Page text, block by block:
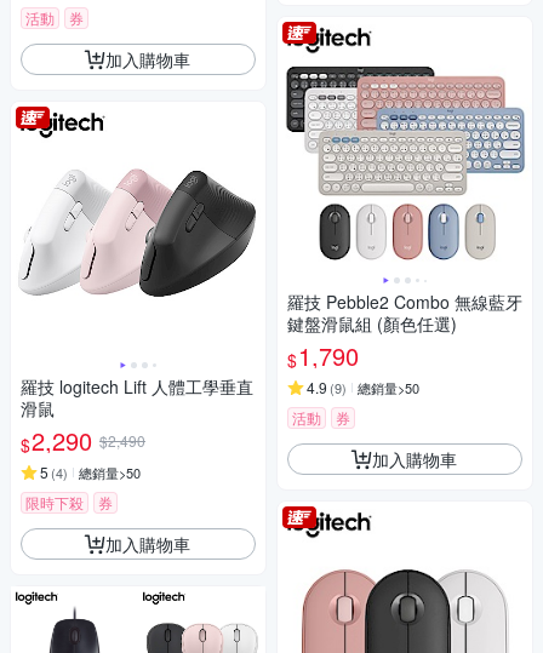
活動 券
加入購物車
羅技 logitech Lift 人體工學垂直
滑鼠
$2,290 $2,490
5 (4) 總銷量>50
限時下殺 券
加入購物車
羅技 Pebble2 Combo 無線藍牙
鍵盤滑鼠組 (顏色任選)
$1,790
4.9 (9) 總銷量>50
活動 券
加入購物車